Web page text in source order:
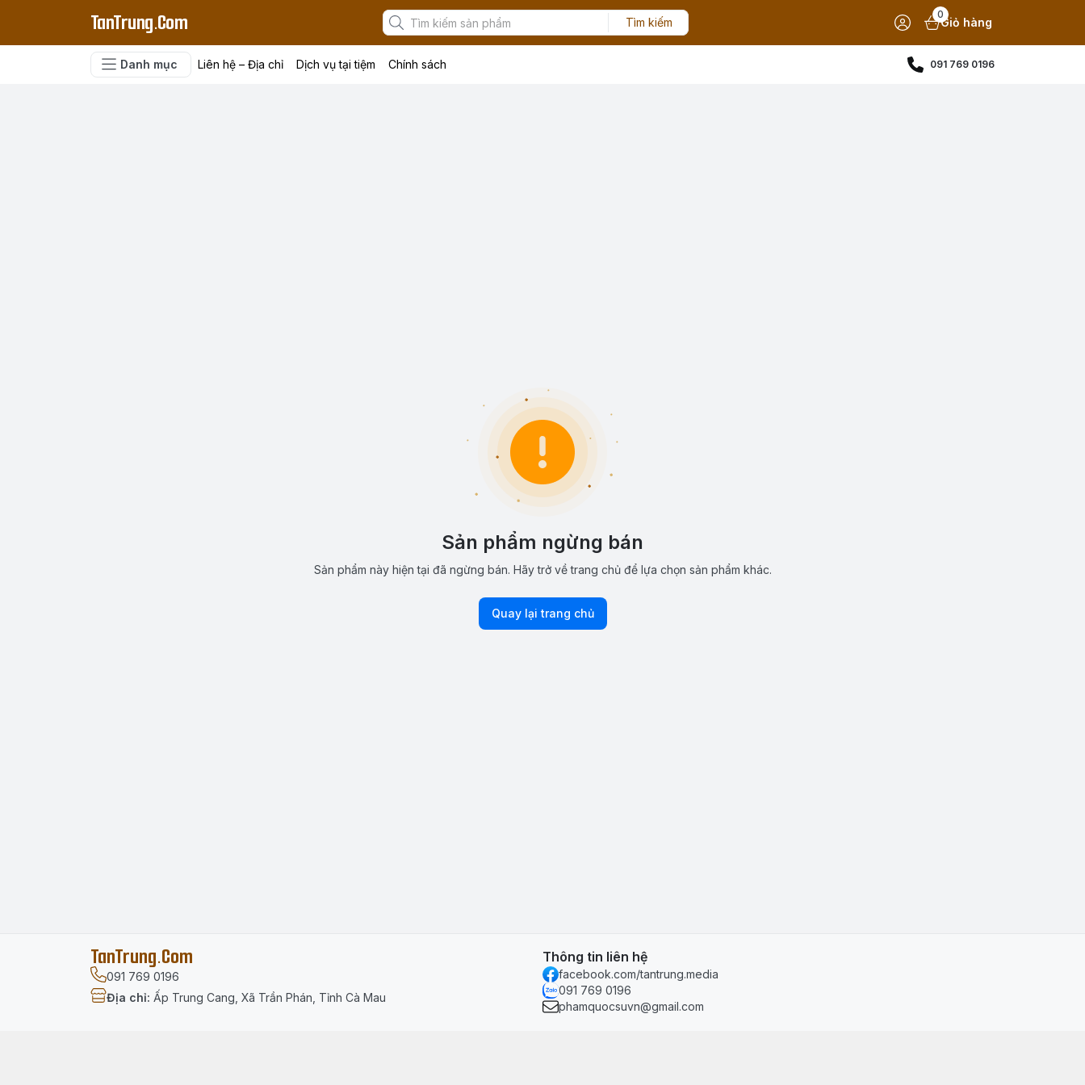
TanTrung.Com Tìm kiếm
0
Giỏ hàng
Danh mục Liên hệ – Địa chỉ Dịch vụ tại tiệm Chính sách 091 769 0196
Sản phẩm ngừng bán
Sản phẩm này hiện tại đã ngừng bán. Hãy trở về trang chủ để lựa chọn sản phẩm khác.
Quay lại trang chủ
TanTrung.Com
091 769 0196
Địa chỉ: Ấp Trung Cang, Xã Trần Phán, Tỉnh Cà Mau
Thông tin liên hệ
facebook.com/tantrung.media
091 769 0196
phamquocsuvn@gmail.com